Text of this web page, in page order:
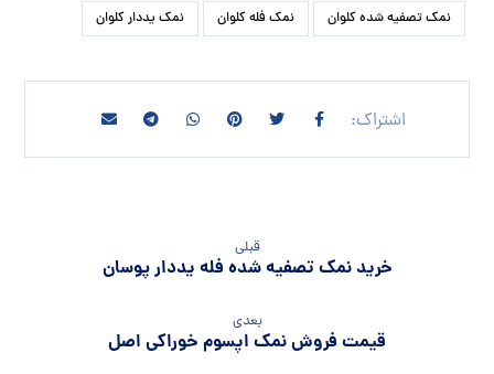
نمک تصفیه شده کلوان نمک فله کلوان نمک یددار کلوان
قبلی
خرید نمک تصفیه شده فله یددار پوسان
بعدی
قیمت فروش نمک اپسوم خوراکی اصل